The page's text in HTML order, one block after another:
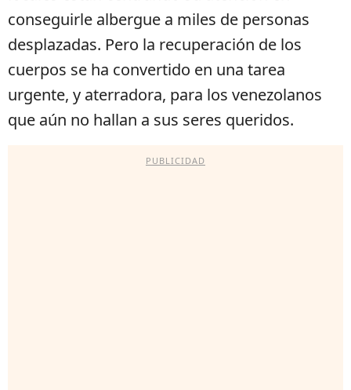
conseguirle albergue a miles de personas
desplazadas. Pero la recuperación de los
cuerpos se ha convertido en una tarea
urgente, y aterradora, para los venezolanos
que aún no hallan a sus seres queridos.
PUBLICIDAD